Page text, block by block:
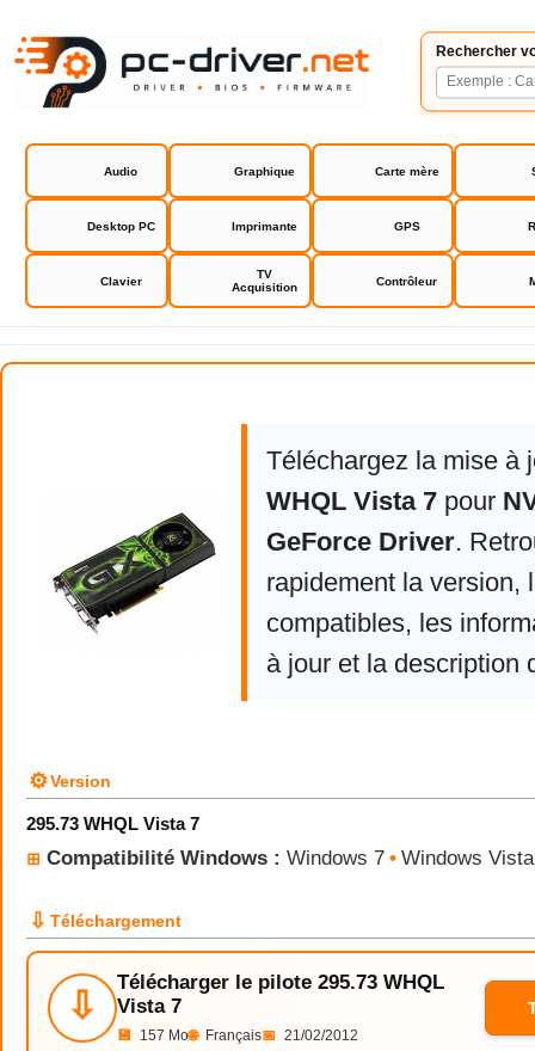
Rechercher
Audio Graphique Carte mère
Desktop PC Imprimante GPS
Clavier
TV
Acquisition
Contrôleur
NVIDIA GeForce Driver
Téléchargez la mise à
WHQL Vista 7 pour
GeForce Driver.
rapidement la version,
compatibles, les
à jour et la description
⚙Version
295.73 WHQL Vista 7
⊞ Compatibilité Windows : Windows 7 • Windows Vista
⇩ Téléchargement
⇩
Télécharger le pilote 295.73 WHQL
Vista 7
💾 157 Mo🌐 Français📅 21/02/2012